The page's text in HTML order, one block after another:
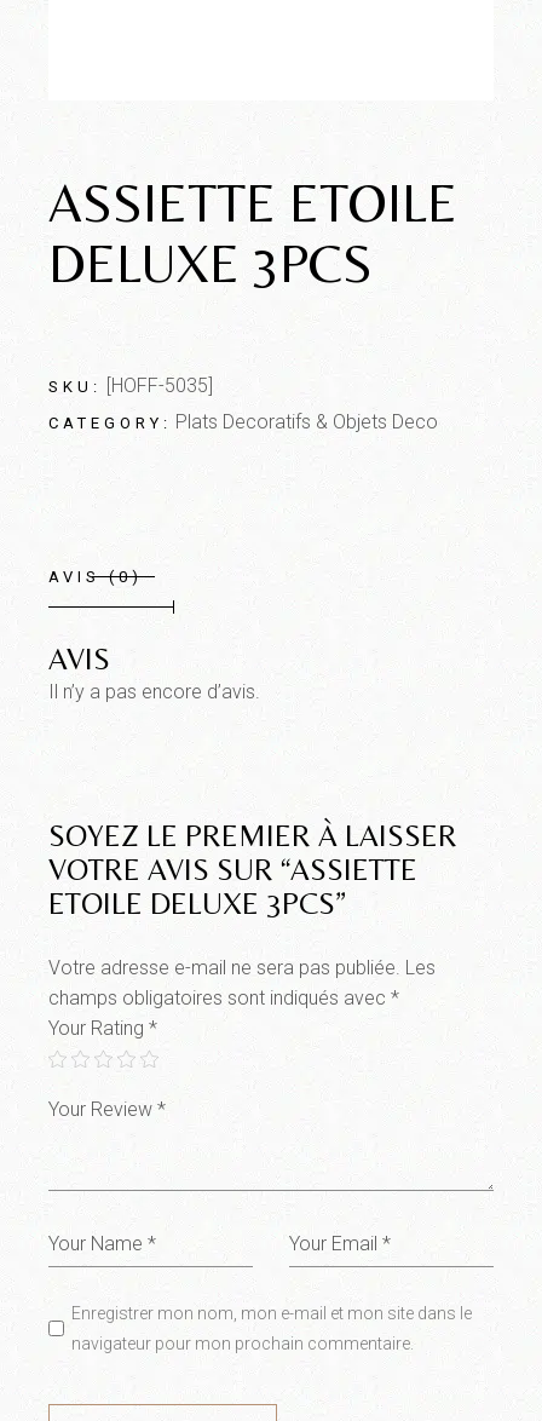
ASSIETTE ETOILE
DELUXE 3PCS
SKU: [HOFF-5035]
CATEGORY: Plats Decoratifs & Objets Deco
AVIS (0)
AVIS
Il n’y a pas encore d’avis.
SOYEZ LE PREMIER À LAISSER
VOTRE AVIS SUR “ASSIETTE
ETOILE DELUXE 3PCS”
Votre adresse e-mail ne sera pas publiée. Les
champs obligatoires sont indiqués avec*
Your Rating*
Enregistrer mon nom, mon e-mail et mon site dans le
navigateur pour mon prochain commentaire.